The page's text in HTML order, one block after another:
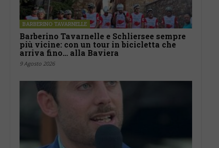
BARBERINO TAVARNELLE
Barberino Tavarnelle e Schliersee sempre
più vicine: con un tour in bicicletta che
arriva fino… alla Baviera
9 Agosto 2026